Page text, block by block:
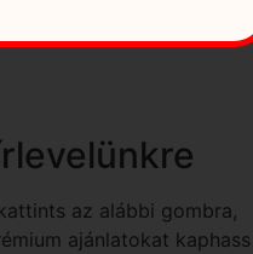
az alábbi gombra,
ajánlatokat kaphass